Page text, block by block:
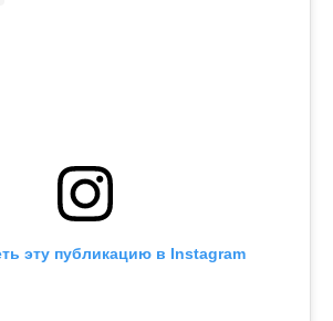
эту публикацию в Instagram